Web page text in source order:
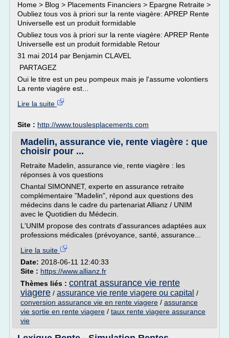
Home > Blog > Placements Financiers > Epargne Retraite >
Oubliez tous vos à priori sur la rente viagère: APREP Rente
Universelle est un produit formidable
Oubliez tous vos à priori sur la rente viagère: APREP Rente
Universelle est un produit formidable Retour
31 mai 2014 par Benjamin CLAVEL
PARTAGEZ
Oui le titre est un peu pompeux mais je l'assume volontiers
La rente viagère est...
Lire la suite
Site : http://www.touslesplacements.com
Madelin, assurance vie, rente viagère : que
choisir pour ...
Retraite Madelin, assurance vie, rente viagère : les
réponses à vos questions
Chantal SIMONNET, experte en assurance retraite
complémentaire "Madelin", répond aux questions des
médecins dans le cadre du partenariat Allianz / UNIM
avec le Quotidien du Médecin.
L'UNIM propose des contrats d'assurances adaptées aux
professions médicales (prévoyance, santé, assurance...
Lire la suite
Date: 2018-06-11 12:40:33
Site : https://www.allianz.fr
Thèmes liés : contrat assurance vie rente
viagere / assurance vie rente viagere ou capital /
conversion assurance vie en rente viagere / assurance
vie sortie en rente viagere / taux rente viagere assurance
vie